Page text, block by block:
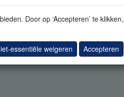
(signalen #4 en #5).
Door op ‘Accepteren’ te klikken,
essentiële weigeren Accepteren